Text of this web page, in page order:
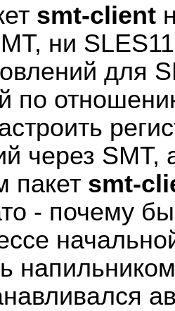
smt-client
ни
для
по
через SMT,
пакет smt-
- почему